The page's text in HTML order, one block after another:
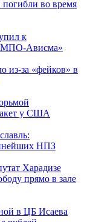
во время
к
Ависма»
из-за «фейков» в
у США
НПЗ
Харадизе
прямо в зале
в ЦБ Исаева